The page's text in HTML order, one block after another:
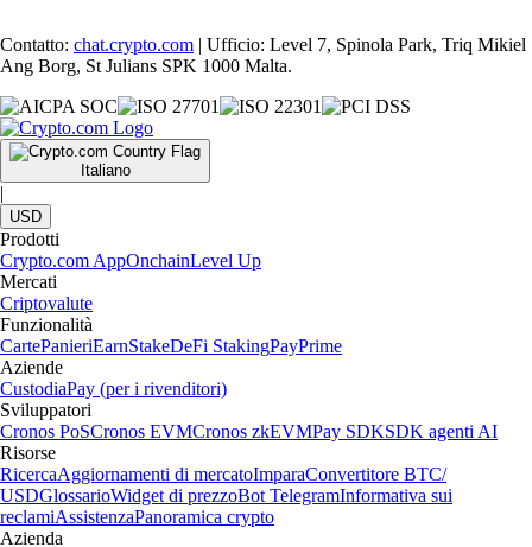
Contatto: chat.crypto.com | Ufficio: Level 7, Spinola Park, Triq Mikiel
Ang Borg, St Julians SPK 1000 Malta.
Italiano
|
USD
Prodotti
Crypto.com AppOnchainLevel Up
Mercati
Criptovalute
Funzionalità
CartePanieriEarnStakeDeFi StakingPayPrime
Aziende
CustodiaPay (per i rivenditori)
Sviluppatori
Cronos PoSCronos EVMCronos zkEVMPay SDKSDK agenti AI
Risorse
RicercaAggiornamenti di mercatoImparaConvertitore BTC/
USDGlossarioWidget di prezzoBot TelegramInformativa sui
reclamiAssistenzaPanoramica crypto
Azienda